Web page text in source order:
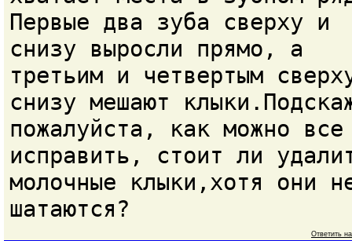
Первые два зуба сверху и
снизу выросли прямо, а
третьим и четвертым
снизу мешают
пожалуйста, как можно все
исправить, стоит ли
молочные клыки,хотя они
шатаются?
Ответить